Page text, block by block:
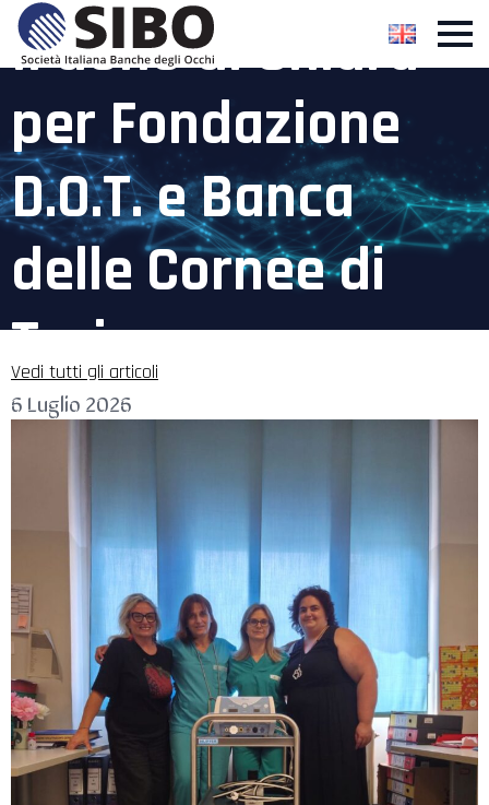
Il dono di Chiara
per Fondazione
D.O.T. e Banca
delle Cornee di
Torino
Vedi tutti gli articoli
6 Luglio 2026